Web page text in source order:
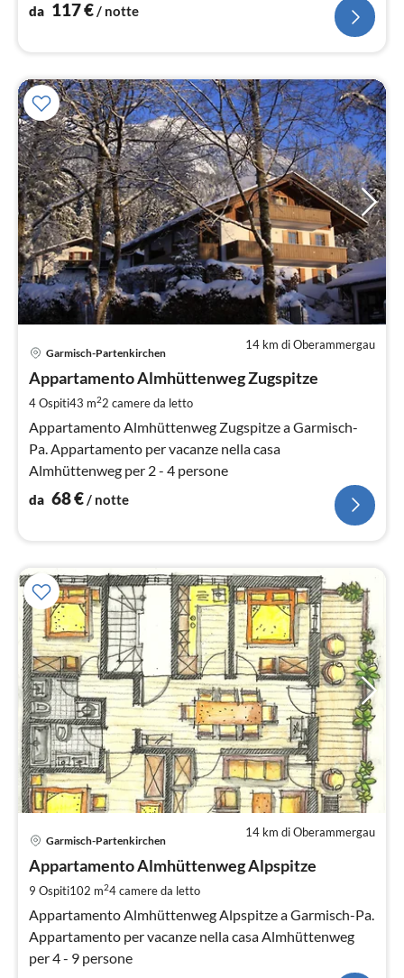
da 117€/ notte
14 km di Oberammergau
Garmisch-Partenkirchen
Appartamento Almhüttenweg Zugspitze
4 Ospiti43 m22 camere da letto
Appartamento Almhüttenweg Zugspitze a Garmisch-
Pa. Appartamento per vacanze nella casa
Almhüttenweg per 2 - 4 persone
da 68€ / notte
14 km di Oberammergau
Garmisch-Partenkirchen
Appartamento Almhüttenweg Alpspitze
9 Ospiti102 m24camere da letto
Appartamento Almhüttenweg Alpspitze a Garmisch-Pa.
Appartamento per vacanze nella casa Almhüttenweg
per 4 - 9 persone